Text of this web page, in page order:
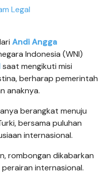
Legal
Andi Angga
Indonesia (WNI)
saat mengikuti misi
berharap pemerintah
anaknya.
berangkat menuju
bersama puluhan
internasional.
rombongan dikabarkan
internasional.